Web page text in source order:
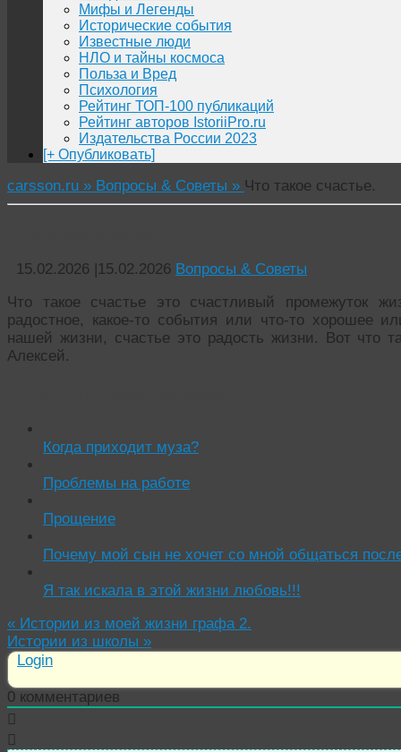
Мифы и Легенды
Исторические события
Известные люди
НЛО и тайны космоса
Польза и Вред
Психология
Рейтинг ТОП-100 публикаций
Рейтинг авторов IstoriiPro.ru
Издательства России 2023
[+ Опубликовать]
carsson.ru » Вопросы & Советы » Что такое счастье.
15.02.2026 |15.02.2026 Вопросы & Советы
Что такое счастье это счастливый промежуток
радостное, какое-то события или что-то хорошее
нашей жизни, счастье это радость жизни. Вот что
Алексей.
Когда приходит муза?
Проблемы на работе
Прощение
Почему мой сын не хочет со мной общаться
Я так искала в этой жизни любовь!!!
« Истории из моей жизни графа 2.
Истории из школы »
Login
0 комментариев